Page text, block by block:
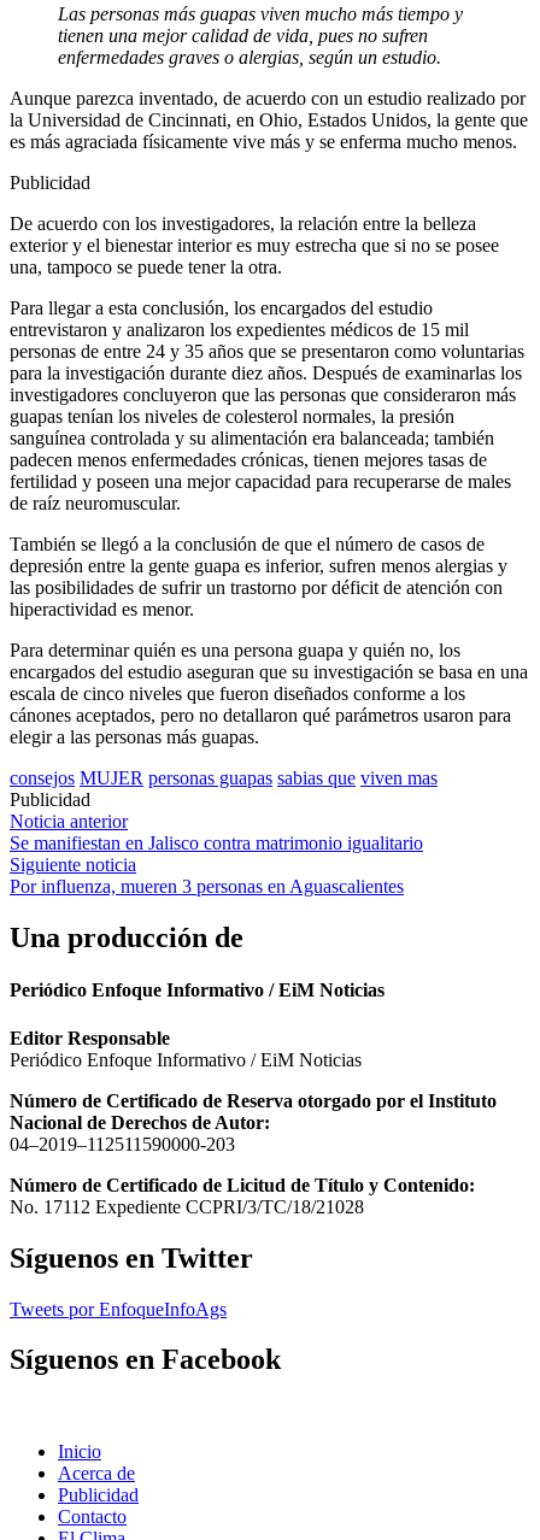
Las personas más guapas viven mucho más tiempo y
tienen una mejor calidad de vida, pues no sufren
enfermedades graves o alergias, según un estudio.
Aunque parezca inventado, de acuerdo con un estudio realizado por
la Universidad de Cincinnati, en Ohio, Estados Unidos, la gente que
es más agraciada físicamente vive más y se enferma mucho menos.
Publicidad
De acuerdo con los investigadores, la relación entre la belleza
exterior y el bienestar interior es muy estrecha que si no se posee
una, tampoco se puede tener la otra.
Para llegar a esta conclusión, los encargados del estudio
entrevistaron y analizaron los expedientes médicos de 15 mil
personas de entre 24 y 35 años que se presentaron como voluntarias
para la investigación durante diez años. Después de examinarlas los
investigadores concluyeron que las personas que consideraron más
guapas tenían los niveles de colesterol normales, la presión
sanguínea controlada y su alimentación era balanceada; también
padecen menos enfermedades crónicas, tienen mejores tasas de
fertilidad y poseen una mejor capacidad para recuperarse de males
de raíz neuromuscular.
También se llegó a la conclusión de que el número de casos de
depresión entre la gente guapa es inferior, sufren menos alergias y
las posibilidades de sufrir un trastorno por déficit de atención con
hiperactividad es menor.
Para determinar quién es una persona guapa y quién no, los
encargados del estudio aseguran que su investigación se basa en una
escala de cinco niveles que fueron diseñados conforme a los
cánones aceptados, pero no detallaron qué parámetros usaron para
elegir a las personas más guapas.
consejos MUJER personas guapas sabias que viven mas
Publicidad
Navegación
de
entradas
Noticia anterior
Se manifiestan en Jalisco contra matrimonio igualitario
Siguiente noticia
Por influenza, mueren 3 personas en Aguascalientes
Una producción de
Periódico Enfoque Informativo / EiM Noticias
Editor Responsable
Periódico Enfoque Informativo / EiM Noticias
Número de Certificado de Reserva otorgado por el Instituto
Nacional de Derechos de Autor:
04–2019–112511590000-203
Número de Certificado de Licitud de Título y Contenido:
No. 17112 Expediente CCPRI/3/TC/18/21028
Síguenos en Twitter
Tweets por EnfoqueInfoAgs
Síguenos en Facebook
Inicio
Acerca de
Publicidad
Contacto